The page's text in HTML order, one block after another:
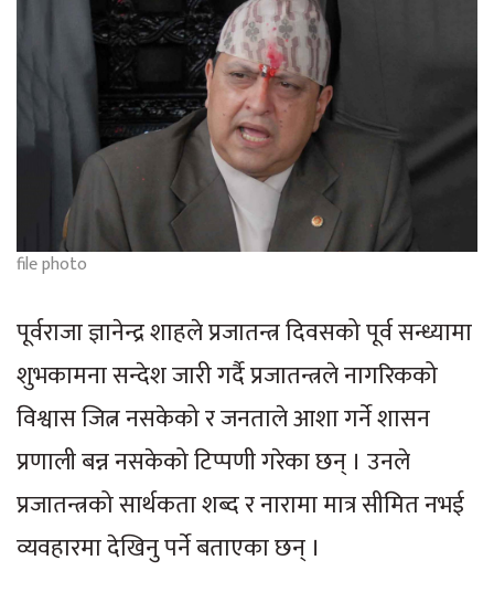
file photo
पूर्वराजा ज्ञानेन्द्र शाहले प्रजातन्त्र दिवसको पूर्व सन्ध्यामा
शुभकामना सन्देश जारी गर्दै प्रजातन्त्रले नागरिकको
विश्वास जित्न नसकेको र जनताले आशा गर्ने शासन
प्रणाली बन्न नसकेको टिप्पणी गरेका छन् । उनले
प्रजातन्त्रको सार्थकता शब्द र नारामा मात्र सीमित नभई
व्यवहारमा देखिनु पर्ने बताएका छन् ।